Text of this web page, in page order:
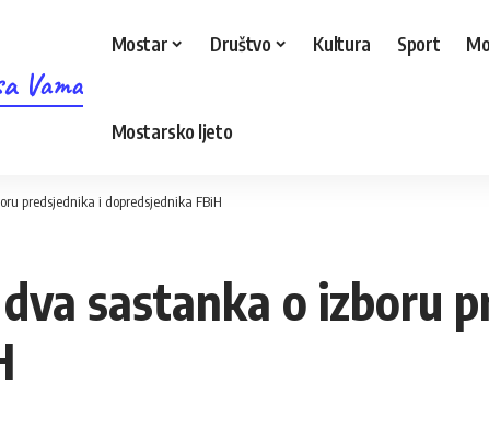
Vama
Mostar Društvo Kultura Sport
Mostarsko ljeto
predsjednika i dopredsjednika FBiH
sastanka o izboru